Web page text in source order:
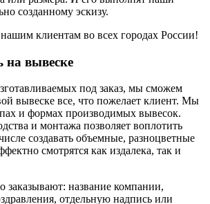
созданному эскизу.
клиентам во всех городах России!
на вывеске
под заказ, мы сможем
вывеске все, что пожелает клиент. Мы
и формах производимых вывесок.
и монтажа позволяет воплотить
создавать объемные, разноцветные
смотрятся как издалека, так и
заказывают: название компании,
отдельную надпись или